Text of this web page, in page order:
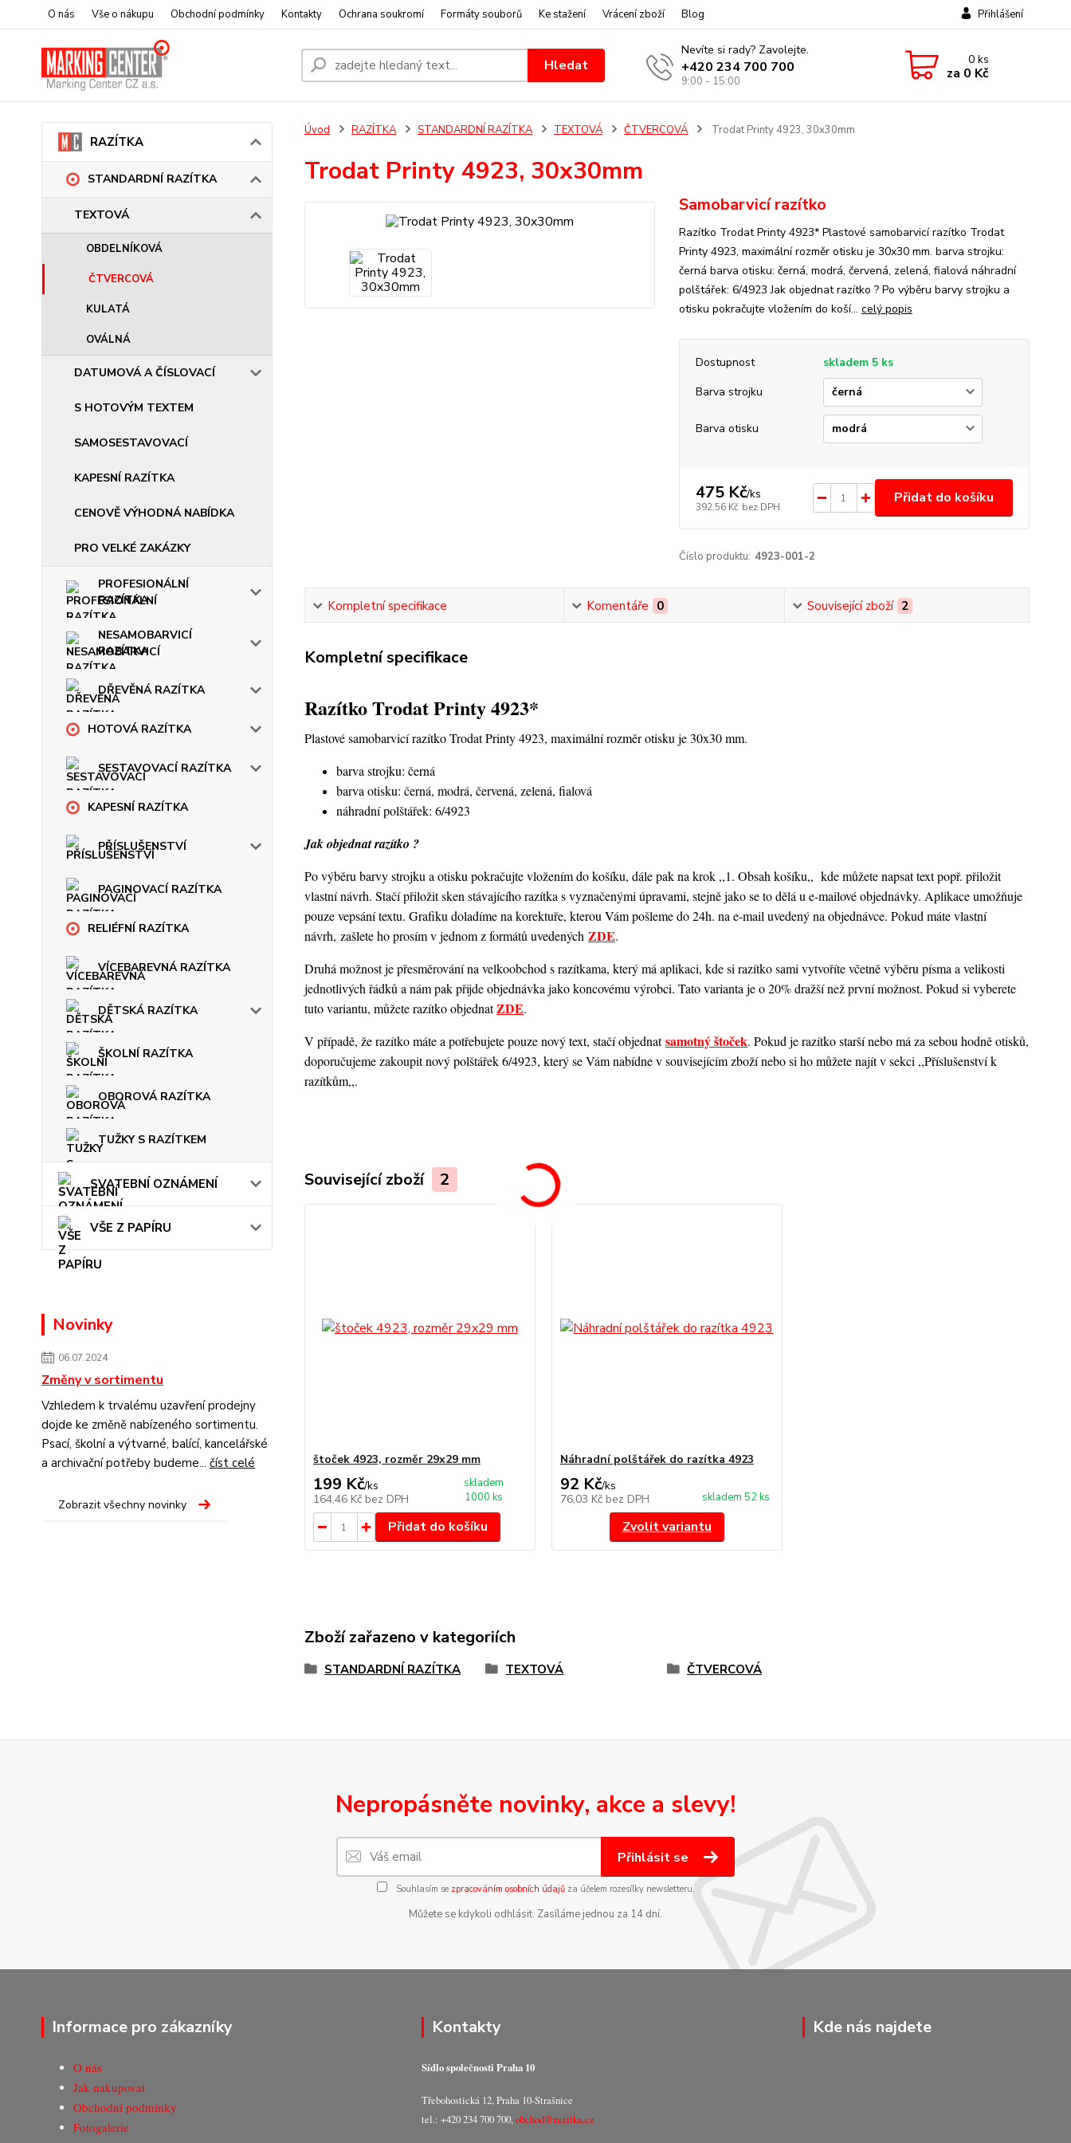
O nás Vše o nákupu Obchodní podmínky Kontakty Ochrana soukromí Formáty souborů Ke stažení Vrácení zboží Blog Přihlášení
Hledat
Nevíte si rady? Zavolejte.
+420 234 700 700
9:00 - 15:00
0ks
za 0 Kč
RAZÍTKA
STANDARDNÍ RAZÍTKA
TEXTOVÁ
OBDELNÍKOVÁ
ČTVERCOVÁ
KULATÁ
OVÁLNÁ
DATUMOVÁ A ČÍSLOVACÍ
S HOTOVÝM TEXTEM
SAMOSESTAVOVACÍ
KAPESNÍ RAZÍTKA
CENOVĚ VÝHODNÁ NABÍDKA
PRO VELKÉ ZAKÁZKY
PROFESIONÁLNÍ
RAZÍTKA
NESAMOBARVICÍ
RAZÍTKA
DŘEVĚNÁ RAZÍTKA
HOTOVÁ RAZÍTKA
SESTAVOVACÍ RAZÍTKA
KAPESNÍ RAZÍTKA
PŘÍSLUŠENSTVÍ
PAGINOVACÍ RAZÍTKA
RELIÉFNÍ RAZÍTKA
VÍCEBAREVNÁ RAZÍTKA
DĚTSKÁ RAZÍTKA
ŠKOLNÍ RAZÍTKA
OBOROVÁ RAZÍTKA
TUŽKY S RAZÍTKEM
SVATEBNÍ OZNÁMENÍ
VŠE Z PAPÍRU
Novinky
06.07.2024
Změny v sortimentu
Vzhledem k trvalému uzavření prodejny
dojde ke změně nabízeného sortimentu.
Psací, školní a výtvarné, balící, kancelářské
a archivační potřeby budeme... číst celé
Zobrazit všechny novinky
Úvod RAZÍTKA STANDARDNÍ RAZÍTKA TEXTOVÁ ČTVERCOVÁ Trodat Printy 4923, 30x30mm
Trodat Printy 4923, 30x30mm
Samobarvicí razítko
Razítko Trodat Printy 4923* Plastové samobarvicí razítko Trodat
Printy 4923, maximální rozměr otisku je 30x30 mm. barva strojku:
černá barva otisku: černá, modrá, červená, zelená, fialová náhradní
polštářek: 6/4923 Jak objednat razítko ? Po výběru barvy strojku a
otisku pokračujte vložením do koší... celý popis
Dostupnost
skladem 5 ks
Barva strojku
Barva otisku
475 Kč/ks
392,56 Kč bez DPH
Přidat do košíku
Číslo produktu: 4923-001-2
Kompletní specifikace Komentáře 0 Související zboží 2
Kompletní specifikace
Razítko Trodat Printy 4923*
Plastové samobarvicí razítko Trodat Printy 4923, maximální rozměr otisku je 30x30 mm.
barva strojku: černá
barva otisku: černá, modrá, červená, zelená, fialová
náhradní polštářek: 6/4923
Jak objednat razítko ?
Po výběru barvy strojku a otisku pokračujte vložením do košíku, dále pak na krok ,,1. Obsah košíku,, kde můžete napsat text popř. přiložit
vlastní návrh. Stačí přiložit sken stávajícího razítka s vyznačenými úpravami, stejně jako se to dělá u e-mailové objednávky. Aplikace umožňuje
pouze vepsání textu. Grafiku doladíme na korektuře, kterou Vám pošleme do 24h. na e-mail uvedený na objednávce. Pokud máte vlastní
návrh, zašlete ho prosím v jednom z formátů uvedených ZDE.
Druhá možnost je přesměrování na velkoobchod s razítkama, který má aplikaci, kde si razítko sami vytvoříte včetně výběru písma a velikosti
jednotlivých řádků a nám pak přijde objednávka jako koncovému výrobci. Tato varianta je o 20% dražší než první možnost. Pokud si vyberete
tuto variantu, můžete razítko objednatZDE.
V případě, že razítko máte a potřebujete pouze nový text, stačí objednatsamotný štoček. Pokud je razítko starší nebo má za sebou hodně otisků,
doporučujeme zakoupit nový polštářek 6/4923, který se Vám nabídne v souvisejícím zboží nebo si ho můžete najít v sekci ,,Příslušenství k
razítkům,,.
Související zboží 2
štoček 4923, rozměr 29x29 mm
199 Kč/ks
164,46 Kč bez DPH
skladem
1000 ks
Přidat do košíku
Náhradní polštářek do razítka 4923
92 Kč/ks
76,03 Kč bez DPH skladem 52 ks
Zvolit variantu
Zboží zařazeno v kategoriích
STANDARDNÍ RAZÍTKA TEXTOVÁ ČTVERCOVÁ
Nepropásněte novinky, akce a slevy!
Přihlásit se
Souhlasím se zpracováním osobních údajůza účelem rozesílky newsletteru.
Můžete se kdykoli odhlásit. Zasíláme jednou za 14 dní.
Informace pro zákazníky
O nás
Jak nakupovat
Obchodní podmínky
Fotogalerie
Kontakty
Sídlo společnosti Praha 10
Třebohostická 12, Praha 10-Strašnice
tel.: +420 234 700 700,obchod@razitka.cz
Kde nás najdete